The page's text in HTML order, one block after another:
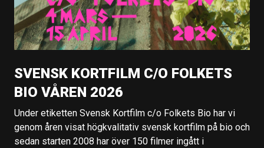
SVENSK KORTFILM C/O FOLKETS
BIO VÅREN 2026
Under etiketten Svensk Kortfilm c/o Folkets Bio har vi
genom åren visat högkvalitativ svensk kortfilm på bio och
sedan starten 2008 har över 150 filmer ingått i